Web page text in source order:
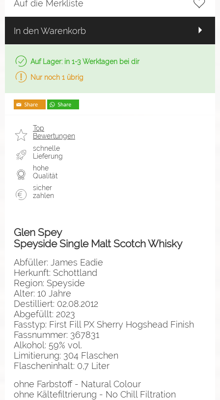
Auf die Merkliste
In den Warenkorb
Auf Lager: in 1-3 Werktagen bei dir
Nur noch 1 übrig
Top
Bewertungen
schnelle
Lieferung
hohe
Qualität
sicher
zahlen
Glen Spey
Speyside Single Malt Scotch Whisky
Abfüller: James Eadie
Herkunft: Schottland
Region: Speyside
Alter: 10 Jahre
Destilliert: 02.08.2012
Abgefüllt: 2023
Fasstyp: First Fill PX Sherry Hogshead Finish
Fassnummer: 367831
Alkohol: 59% vol.
Limitierung: 304 Flaschen
Flascheninhalt: 0,7 Liter
ohne Farbstoff - Natural Colour
ohne Kältefiltrierung - No Chill Filtration